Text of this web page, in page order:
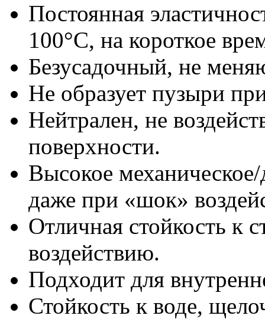
Постоянная
100°C, на короткое
Безусадочный, не
Не образует пузыри
Нейтрален, не
поверхности.
Высокое
даже при «шок»
Отличная стойкость к
воздействию.
Подходит для
Стойкость к воде,